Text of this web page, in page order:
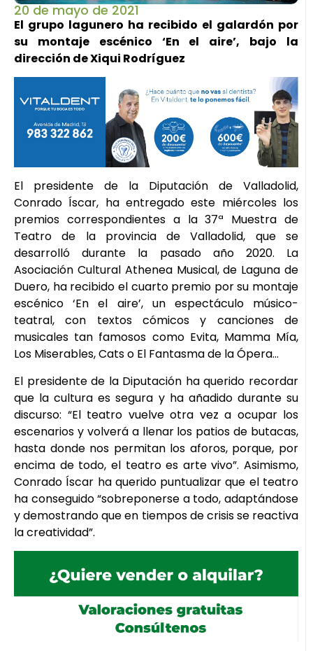
20 de mayo de 2021
El grupo lagunero ha recibido el galardón por
su montaje escénico ‘En el aire’, bajo la
dirección de Xiqui Rodríguez
El presidente de la Diputación de Valladolid,
Conrado Íscar, ha entregado este miércoles los
premios correspondientes a la 37ª Muestra de
Teatro de la provincia de Valladolid, que se
desarrolló durante la pasado año 2020. La
Asociación Cultural Athenea Musical, de Laguna de
Duero, ha recibido el cuarto premio por su montaje
escénico ‘En el aire’, un espectáculo músico-
teatral, con textos cómicos y canciones de
musicales tan famosos como Evita, Mamma Mía,
Los Miserables, Cats o El Fantasma de la Ópera…
El presidente de la Diputación ha querido recordar
que la cultura es segura y ha añadido durante su
discurso: “El teatro vuelve otra vez a ocupar los
escenarios y volverá a llenar los patios de butacas,
hasta donde nos permitan los aforos, porque, por
encima de todo, el teatro es arte vivo”. Asimismo,
Conrado Íscar ha querido puntualizar que el teatro
ha conseguido “sobreponerse a todo, adaptándose
y demostrando que en tiempos de crisis se reactiva
la creatividad”.